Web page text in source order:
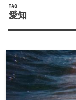
TAG
愛知